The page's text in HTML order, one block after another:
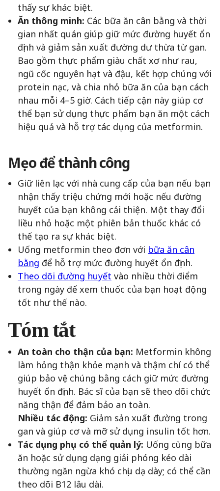
thấy sự khác biệt.
Ăn thông minh: Các bữa ăn cân bằng và thời
gian nhất quán giúp giữ mức đường huyết ổn
định và giảm sản xuất đường dư thừa từ gan.
Bao gồm thực phẩm giàu chất xơ như rau,
ngũ cốc nguyên hạt và đậu, kết hợp chúng với
protein nạc, và chia nhỏ bữa ăn của bạn cách
nhau mỗi 4–5 giờ. Cách tiếp cận này giúp cơ
thể bạn sử dụng thực phẩm bạn ăn một cách
hiệu quả và hỗ trợ tác dụng của metformin.
Mẹo để thành công
Giữ liên lạc với nhà cung cấp của bạn nếu bạn
nhận thấy triệu chứng mới hoặc nếu đường
huyết của bạn không cải thiện. Một thay đổi
liều nhỏ hoặc một phiên bản thuốc khác có
thể tạo ra sự khác biệt.
Uống metformin theo đơn với bữa ăn cân
bằng để hỗ trợ mức đường huyết ổn định.
Theo dõi đường huyết vào nhiều thời điểm
trong ngày để xem thuốc của bạn hoạt động
tốt như thế nào.
Tóm tắt
An toàn cho thận của bạn: Metformin không
làm hỏng thận khỏe mạnh và thậm chí có thể
giúp bảo vệ chúng bằng cách giữ mức đường
huyết ổn định. Bác sĩ của bạn sẽ theo dõi chức
năng thận để đảm bảo an toàn.
Nhiều tác động: Giảm sản xuất đường trong
gan và giúp cơ và mỡ sử dụng insulin tốt hơn.
Tác dụng phụ có thể quản lý: Uống cùng bữa
ăn hoặc sử dụng dạng giải phóng kéo dài
thường ngăn ngừa khó chịu dạ dày; có thể cần
theo dõi B12 lâu dài.